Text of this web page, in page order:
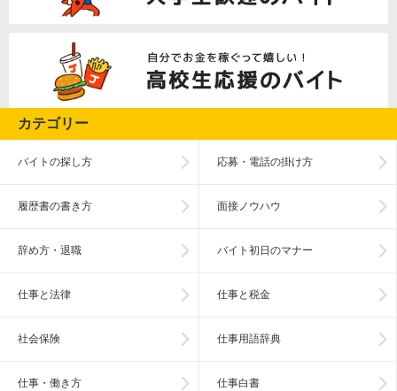
カテゴリー
バイトの探し方 応募・電話の掛け方
履歴書の書き方 面接ノウハウ
辞め方・退職 バイト初日のマナー
仕事と法律 仕事と税金
社会保険 仕事用語辞典
仕事・働き方 仕事白書